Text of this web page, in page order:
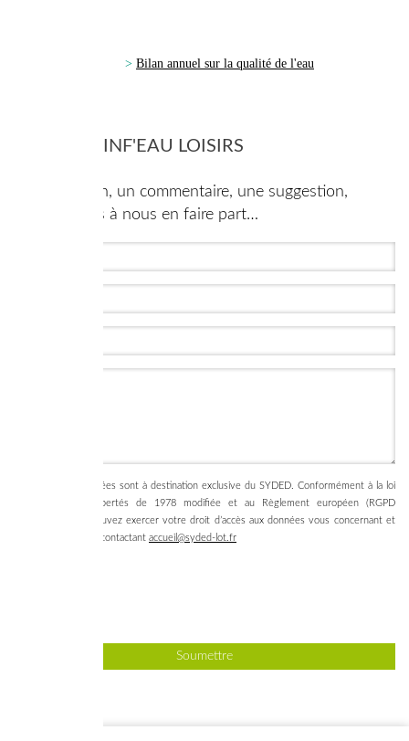
> Bilan annuel sur la qualité de l'eau
CONTACT INF'EAU LOISIRS
Une question, un commentaire, une suggestion,
n’hésitez pas à nous en faire part…
Les données collectées sont à destination exclusive du SYDED. Conformément à la loi
Informatique et Libertés de 1978 modifiée et au Règlement européen (RGPD
2016/679), vous pouvez exercer votre droit d’accès aux données vous concernant et
les faire rectifier en contactant accueil@syded-lot.fr